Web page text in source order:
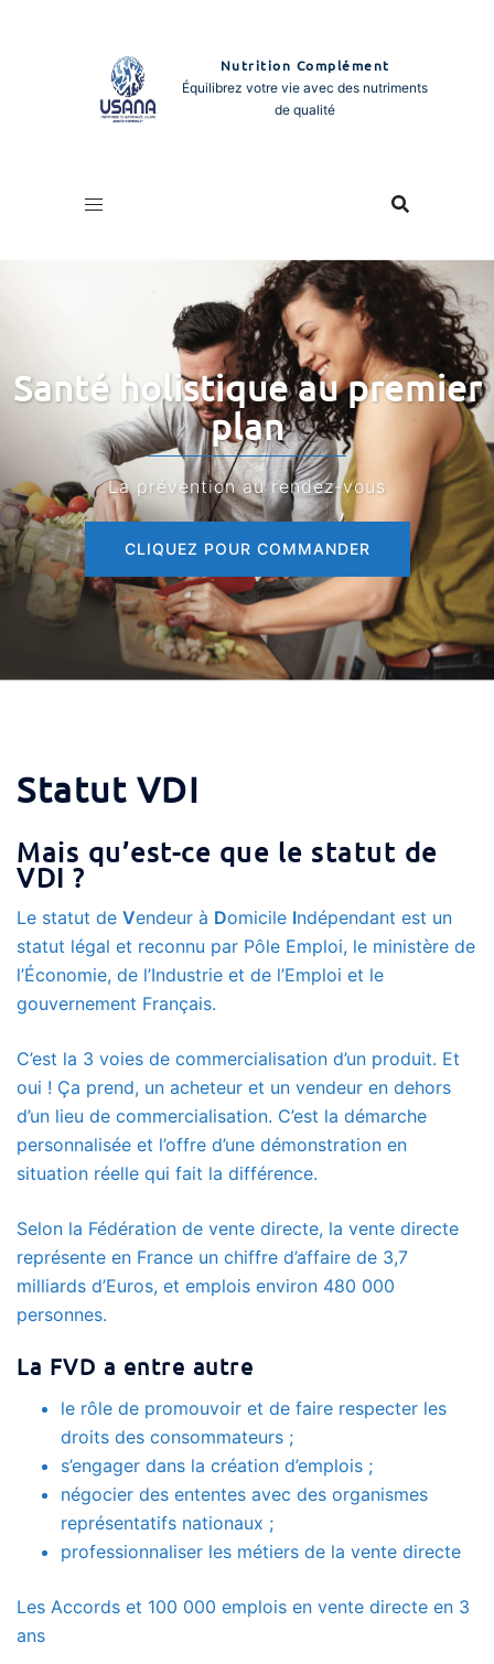
Nutrition Complément
Équilibrez votre vie avec des nutriments
de qualité
Santé holistique au premier
plan
La prévention au rendez-vous
CLIQUEZ POUR COMMANDER
Statut VDI
Mais qu’est-ce que le statut de
VDI ?
Le statut de Vendeur à Domicile Indépendant est un
statut légal et reconnu par Pôle Emploi, le ministère de
l’Économie, de l’Industrie et de l’Emploi et le
gouvernement Français.
C’est la 3 voies de commercialisation d’un produit. Et
oui ! Ça prend, un acheteur et un vendeur en dehors
d’un lieu de commercialisation. C’est la démarche
personnalisée et l’offre d’une démonstration en
situation réelle qui fait la différence.
Selon la Fédération de vente directe, la vente directe
représente en France un chiffre d’affaire de 3,7
milliards d’Euros, et emplois environ 480 000
personnes.
La FVD a entre autre
le rôle de promouvoir et de faire respecter les
droits des consommateurs ;
s’engager dans la création d’emplois ;
négocier des ententes avec des organismes
représentatifs nationaux ;
professionnaliser les métiers de la vente directe
Les Accords et 100 000 emplois en vente directe en 3
ans